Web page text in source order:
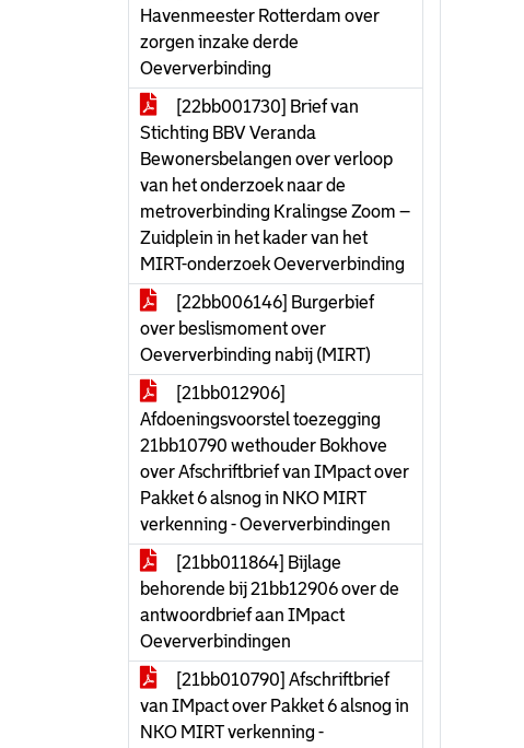
Havenmeester Rotterdam over
zorgen inzake derde
Oeververbinding
[22bb001730] Brief van
Stichting BBV Veranda
Bewonersbelangen over verloop
van het onderzoek naar de
metroverbinding Kralingse Zoom –
Zuidplein in het kader van het
MIRT-onderzoek Oeververbinding
[22bb006146] Burgerbief
over beslismoment over
Oeververbinding nabij (MIRT)
[21bb012906]
Afdoeningsvoorstel toezegging
21bb10790 wethouder Bokhove
over Afschriftbrief van IMpact over
Pakket 6 alsnog in NKO MIRT
verkenning - Oeververbindingen
[21bb011864] Bijlage
behorende bij 21bb12906 over de
antwoordbrief aan IMpact
Oeververbindingen
[21bb010790] Afschriftbrief
van IMpact over Pakket 6 alsnog in
NKO MIRT verkenning -